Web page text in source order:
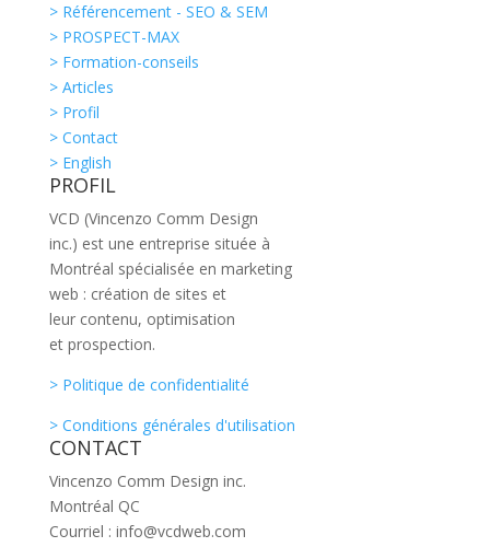
> Référencement - SEO & SEM
> PROSPECT-MAX
> Formation-conseils
> Articles
> Profil
> Contact
> English
PROFIL
VCD (Vincenzo Comm Design
inc.) est une entreprise située à
Montréal spécialisée en marketing
web : création de sites et
leur contenu, optimisation
et prospection.
> Politique de confidentialité
> Conditions générales d'utilisation
CONTACT
Vincenzo Comm Design inc.
Montréal QC
Courriel : info@vcdweb.com